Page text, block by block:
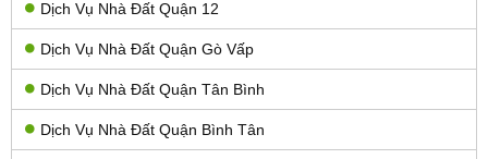
Dịch Vụ Nhà Đất Quận 12
Dịch Vụ Nhà Đất Quận Gò Vấp
Dịch Vụ Nhà Đất Quận Tân Bình
Dịch Vụ Nhà Đất Quận Bình Tân